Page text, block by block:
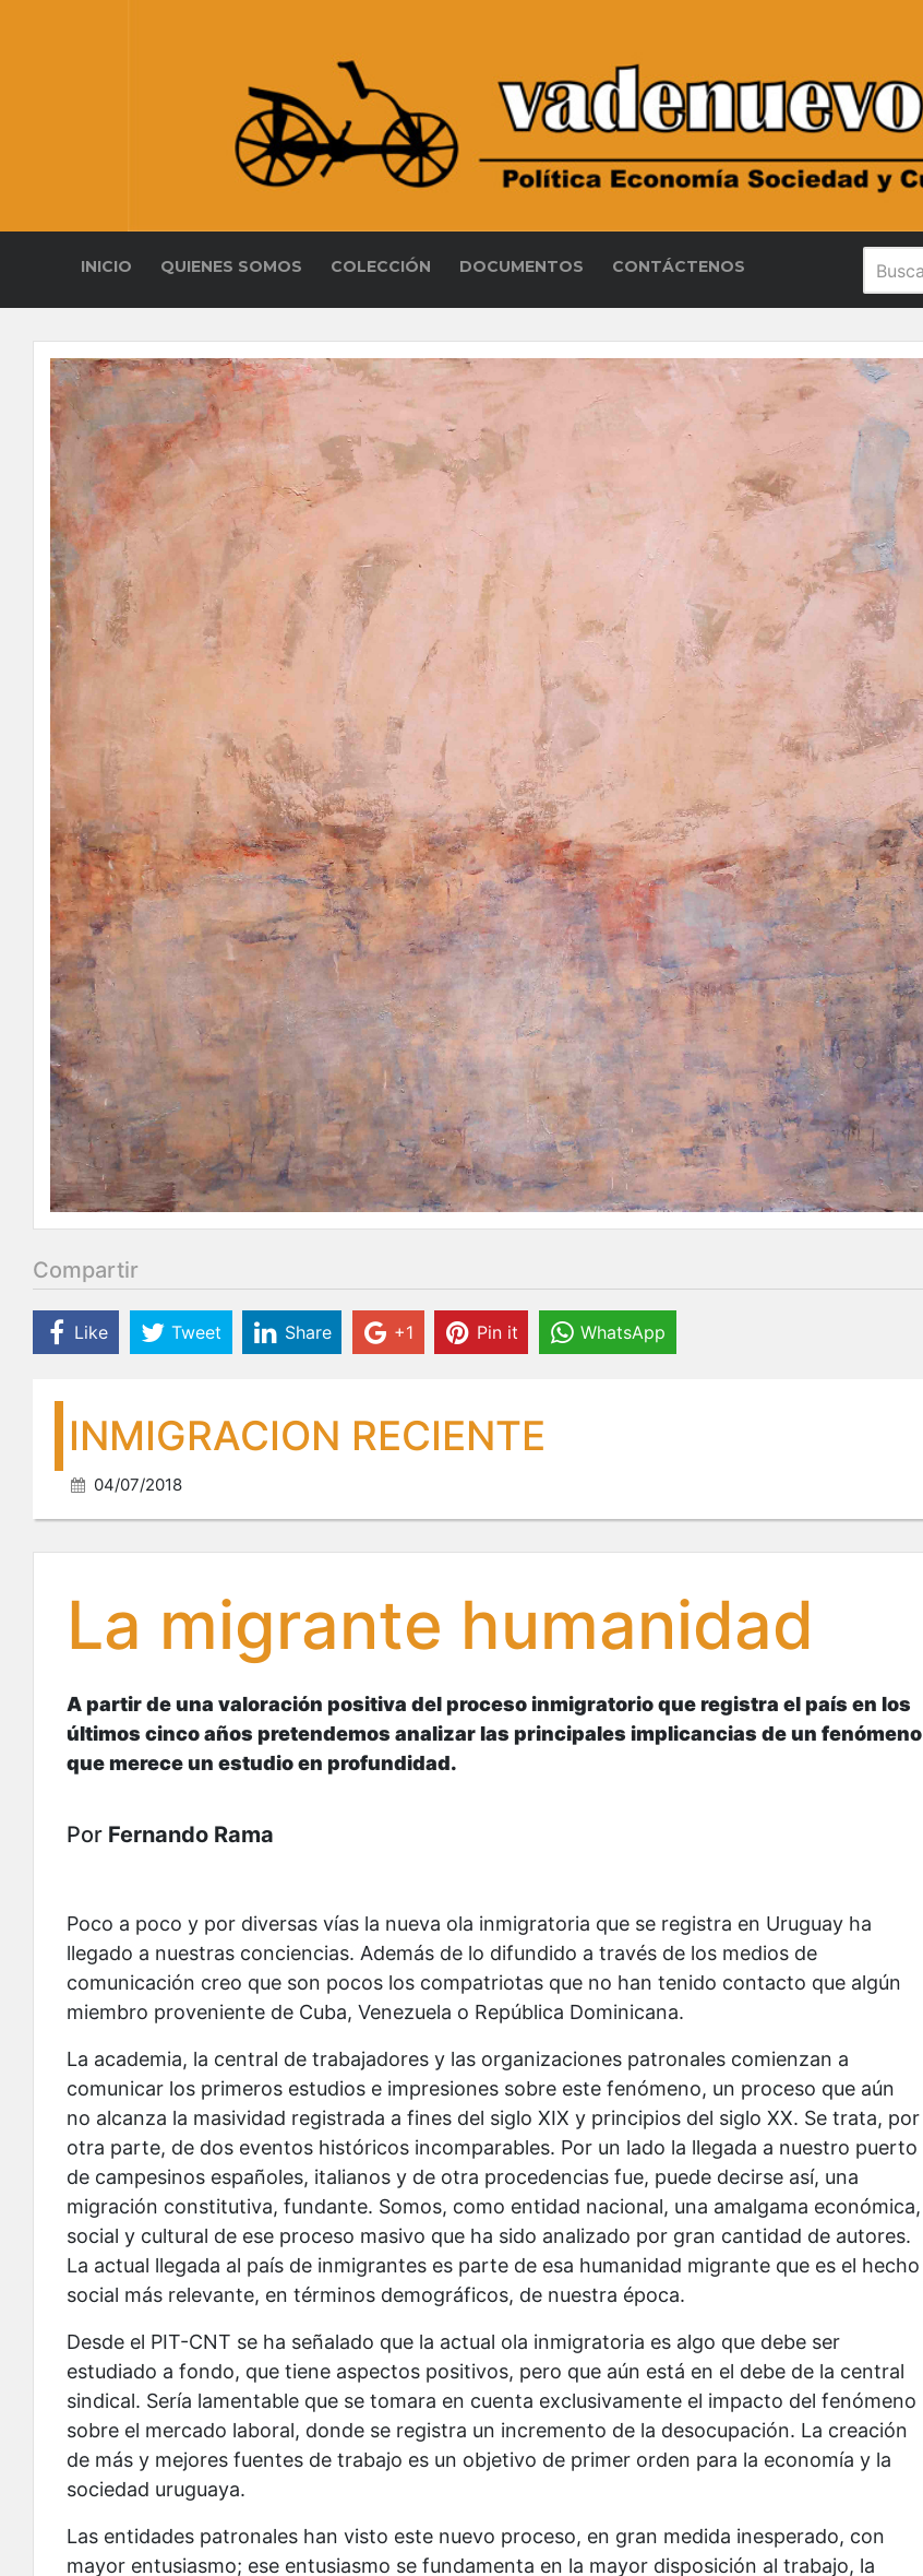
INICIO QUIENES SOMOS COLECCIÓN DOCUMENTOS CONTÁCTENOS
Compartir
Like Tweet Share +1 Pin it WhatsApp
INMIGRACION RECIENTE
04/07/2018
La migrante humanidad
A partir de una valoración positiva del proceso inmigratorio que registra el país en los
últimos cinco años pretendemos analizar las principales implicancias de un fenómeno
que merece un estudio en profundidad.
Por Fernando Rama
Poco a poco y por diversas vías la nueva ola inmigratoria que se registra en Uruguay ha
llegado a nuestras conciencias. Además de lo difundido a través de los medios de
comunicación creo que son pocos los compatriotas que no han tenido contacto que algún
miembro proveniente de Cuba, Venezuela o República Dominicana.
La academia, la central de trabajadores y las organizaciones patronales comienzan a
comunicar los primeros estudios e impresiones sobre este fenómeno, un proceso que aún
no alcanza la masividad registrada a fines del siglo XIX y principios del siglo XX. Se trata, por
otra parte, de dos eventos históricos incomparables. Por un lado la llegada a nuestro puerto
de campesinos españoles, italianos y de otra procedencias fue, puede decirse así, una
migración constitutiva, fundante. Somos, como entidad nacional, una amalgama económica,
social y cultural de ese proceso masivo que ha sido analizado por gran cantidad de autores.
La actual llegada al país de inmigrantes es parte de esa humanidad migrante que es el hecho
social más relevante, en términos demográficos, de nuestra época.
Desde el PIT-CNT se ha señalado que la actual ola inmigratoria es algo que debe ser
estudiado a fondo, que tiene aspectos positivos, pero que aún está en el debe de la central
sindical. Sería lamentable que se tomara en cuenta exclusivamente el impacto del fenómeno
sobre el mercado laboral, donde se registra un incremento de la desocupación. La creación
de más y mejores fuentes de trabajo es un objetivo de primer orden para la economía y la
sociedad uruguaya.
Las entidades patronales han visto este nuevo proceso, en gran medida inesperado, con
mayor entusiasmo; ese entusiasmo se fundamenta en la mayor disposición al trabajo, la